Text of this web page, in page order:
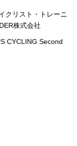
クリスト・トレーニ
株式会社
CYCLING Second